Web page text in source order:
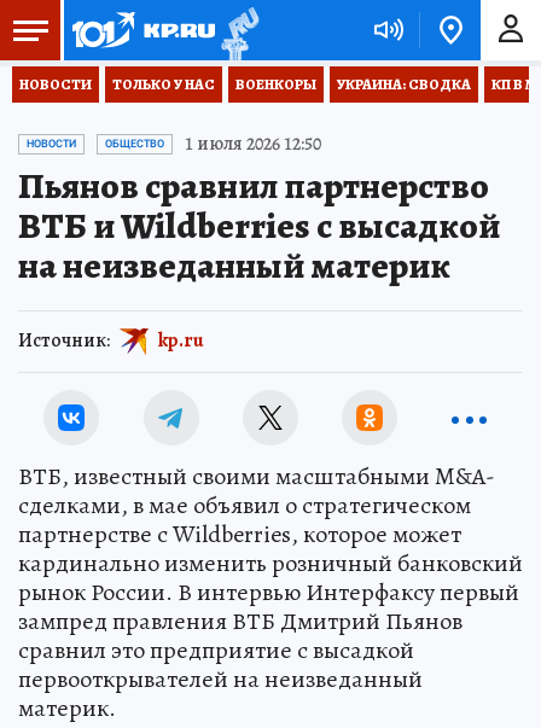
НОВОСТИ ТОЛЬКО У НАС ВОЕНКОРЫ УКРАИНА: СВОДКА КП В
НОВОСТИ ОБЩЕСТВО 1 июля 2026 12:50
Пьянов сравнил партнерство
ВТБ и Wildberries с высадкой
на неизведанный материк
Источник: kp.ru
ВТБ, известный своими масштабными M&A-
сделками, в мае объявил о стратегическом
партнерстве с Wildberries, которое может
кардинально изменить розничный банковский
рынок России. В интервью Интерфаксу первый
зампред правления ВТБ Дмитрий Пьянов
сравнил это предприятие с высадкой
первооткрывателей на неизведанный
материк.